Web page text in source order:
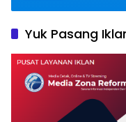
Yuk Pasang